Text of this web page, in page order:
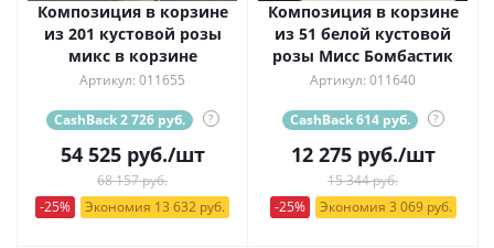
Композиция в корзине
из 201 кустовой розы
микс в корзине
Артикул: 011655
CashBack 2 726 руб. ?
54 525руб./шт
68 157 руб.
-25%
Экономия 13 632 руб.
Композиция в корзине
из 51 белой кустовой
розы Мисс Бомбастик
Артикул: 011640
CashBack 614 руб. ?
12 275руб./шт
15 344 руб.
-25%
Экономия 3 069 руб.